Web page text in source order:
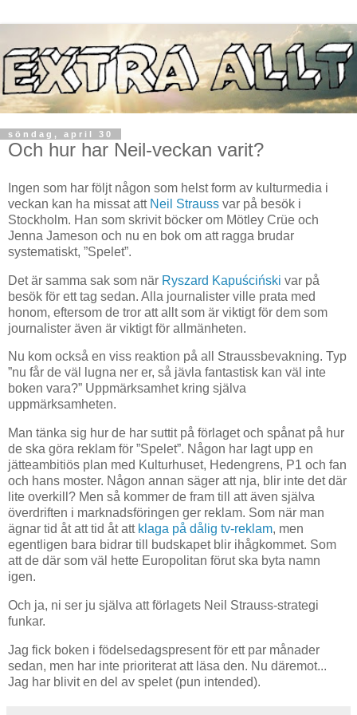
söndag, april 30
Och hur har Neil-veckan varit?
Ingen som har följt någon som helst form av kulturmedia i
veckan kan ha missat att Neil Strauss var på besök i
Stockholm. Han som skrivit böcker om Mötley Crüe och
Jenna Jameson och nu en bok om att ragga brudar
systematiskt, ”Spelet”.
Det är samma sak som när Ryszard Kapuściński var på
besök för ett tag sedan. Alla journalister ville prata med
honom, eftersom de tror att allt som är viktigt för dem som
journalister även är viktigt för allmänheten.
Nu kom också en viss reaktion på all Straussbevakning. Typ
”nu får de väl lugna ner er, så jävla fantastisk kan väl inte
boken vara?” Uppmärksamhet kring själva
uppmärksamheten.
Man tänka sig hur de har suttit på förlaget och spånat på hur
de ska göra reklam för ”Spelet”. Någon har lagt upp en
jätteambitiös plan med Kulturhuset, Hedengrens, P1 och fan
och hans moster. Någon annan säger att nja, blir inte det där
lite overkill? Men så kommer de fram till att även själva
överdriften i marknadsföringen ger reklam. Som när man
ägnar tid åt att tid åt att klaga på dålig tv-reklam, men
egentligen bara bidrar till budskapet blir ihågkommet. Som
att de där som väl hette Europolitan förut ska byta namn
igen.
Och ja, ni ser ju själva att förlagets Neil Strauss-strategi
funkar.
Jag fick boken i födelsedagspresent för ett par månader
sedan, men har inte prioriterat att läsa den. Nu däremot...
Jag har blivit en del av spelet (pun intended).